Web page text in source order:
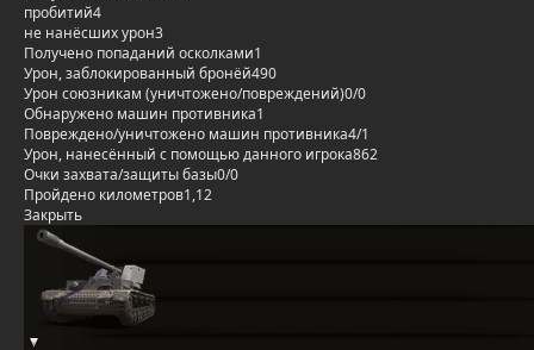
пробитий4
не нанёсших урон3
Получено попаданий осколками1
Урон, заблокированный бронёй490
Урон союзникам (уничтожено/повреждений)0/0
Обнаружено машин противника1
Повреждено/уничтожено машин противника4/1
Урон, нанесённый с помощью данного игрока862
Очки захвата/защиты базы0/0
Пройдено километров1,12
Закрыть